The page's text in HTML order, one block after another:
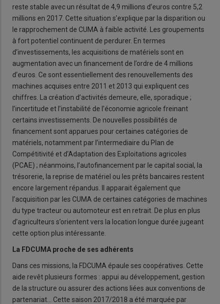
reste stable avec un résultat de 4,9 millions d’euros contre 5,2
millions en 2017. Cette situation s’explique par la disparition ou
le rapprochement de CUMA à faible activité. Les groupements
à fort potentiel continuent de perdurer. En termes
d’investissements, les acquisitions de matériels sont en
augmentation avec un financement de l’ordre de 4 millions
d’euros. Ce sont essentiellement des renouvellements des
machines acquises entre 2011 et 2013 qui expliquent ces
chiffres. La création d’activités demeure, elle, sporadique ;
l’incertitude et l’instabilité de l’économie agricole freinant
certains investissements. De nouvelles possibilités de
financement sont apparues pour certaines catégories de
matériels, notamment par l’intermediaire du Plan de
Compétitivité et d’Adaptation des Exploitations agricoles
(PCAE) ; néanmoins, l’autofinancement par le capital social, la
trésorerie, la reprise de matériel ou les prêts bancaires restent
encore largement répandus. Il apparait également que
l’acquisition par les CUMA de certaines catégories de machines
du type tracteur ou automoteur est en retrait. De plus en plus
d’agriculteurs s’orientent vers la location longue durée jugeant
cette option plus intéressante.
La FDCUMA proche de ses adhérents
Dans ces missions, la FDCUMA épaule ses coopératives. Cette
aide revêt plusieurs formes : appui au développement, gestion
de la structure ou assurer des actions liées aux conventions de
partenariat… Cette saison 2017/2018 a été marquée par